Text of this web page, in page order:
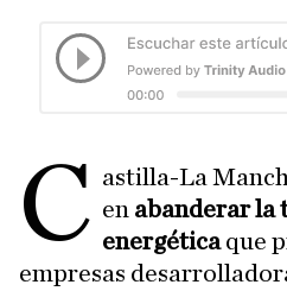
C astilla-La
en abanderar la
energéticaque
empresas